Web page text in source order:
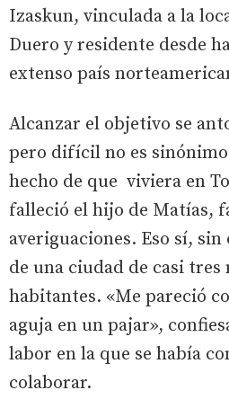
Izaskun, vinculada a la
Duero y residente desde
extenso país
Alcanzar el objetivo se
pero difícil no es
hecho de que viviera en
falleció el hijo de Matías,
averiguaciones. Eso sí,
de una ciudad de casi tres
habitantes. «Me pareció
aguja en un pajar»,
labor en la que se había
colaborar.